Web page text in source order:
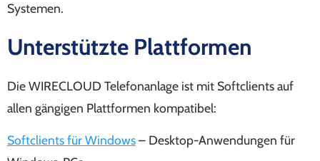
Systemen.
Unterstützte Plattformen
Die WIRECLOUD Telefonanlage ist mit Softclients auf
allen gängigen Plattformen kompatibel:
Softclients für Windows– Desktop-Anwendungen für